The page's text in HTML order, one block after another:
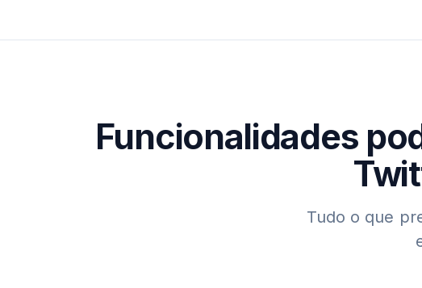
Funcionalidades
Tudo o que